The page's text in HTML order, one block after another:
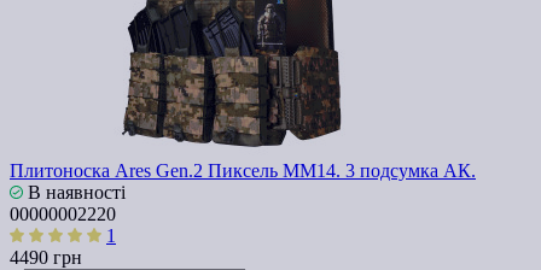
Плитоноска Ares Gen.2 Пиксель ММ14. 3 подсумка АК.
В наявності
00000002220
1
4490 грн